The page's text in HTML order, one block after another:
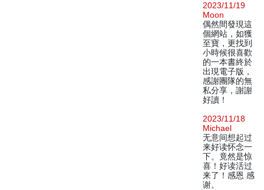
2023/11/19
Moon
偶然間發現這
個網站，如獲
至寶，更找到
小時候很喜歡
的一本書終於
出現電子版，
感謝團隊的無
私分享，謝謝
好讀！
2023/11/18
Michael
无意间想起过
来好读怀念一
下。竟然是惊
喜！好读活过
来了！感恩 感
谢。